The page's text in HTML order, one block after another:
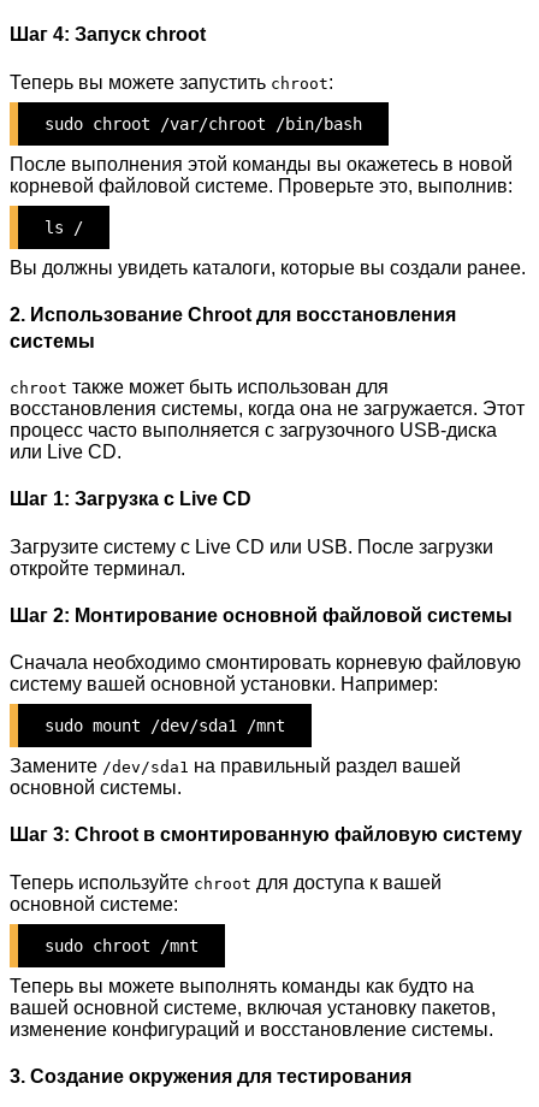
Шаг 4: Запуск chroot
Теперь вы можете запустить chroot:
sudo chroot /var/chroot /bin/bash
После выполнения этой команды вы окажетесь в новой
корневой файловой системе. Проверьте это, выполнив:
ls /
Вы должны увидеть каталоги, которые вы создали ранее.
2. Использование Chroot для восстановления
системы
chroot также может быть использован для
восстановления системы, когда она не загружается. Этот
процесс часто выполняется с загрузочного USB-диска
или Live CD.
Шаг 1: Загрузка с Live CD
Загрузите систему с Live CD или USB. После загрузки
откройте терминал.
Шаг 2: Монтирование основной файловой системы
Сначала необходимо смонтировать корневую файловую
систему вашей основной установки. Например:
sudo mount /dev/sda1 /mnt
Замените /dev/sda1 на правильный раздел вашей
основной системы.
Шаг 3: Chroot в смонтированную файловую систему
Теперь используйте chroot для доступа к вашей
основной системе:
sudo chroot /mnt
Теперь вы можете выполнять команды как будто на
вашей основной системе, включая установку пакетов,
изменение конфигураций и восстановление системы.
3. Создание окружения для тестирования